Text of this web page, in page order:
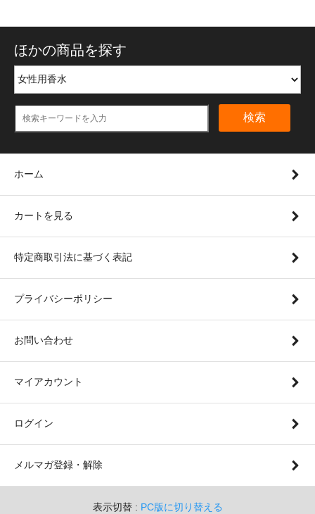
ほかの商品を探す
検索
ホーム
カートを見る
特定商取引法に基づく表記
プライバシーポリシー
お問い合わせ
マイアカウント
ログイン
メルマガ登録・解除
表示切替 : PC版に切り替える